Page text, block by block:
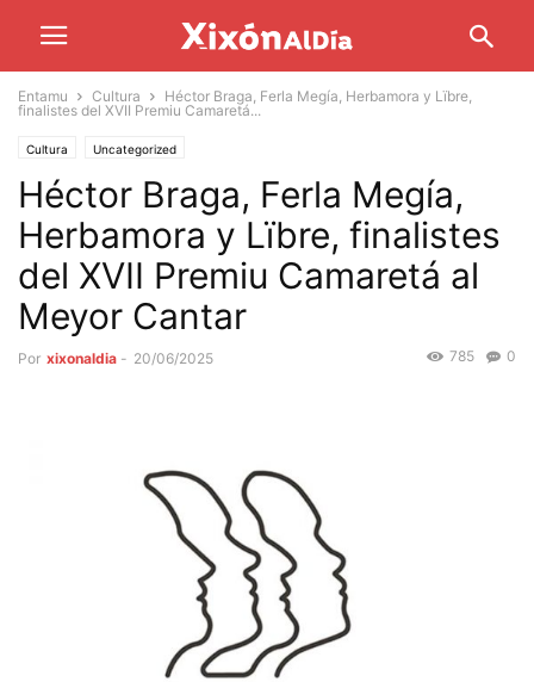
Entamu Cultura
Héctor Braga, Ferla Megía, Herbamora y Lïbre,
finalistes del XVII Premiu Camaretá...
Cultura Uncategorized
Héctor Braga, Ferla Megía,
Herbamora y Lïbre, finalistes
del XVII Premiu Camaretá al
Meyor Cantar
Por xixonaldia - 20/06/2025 0
785